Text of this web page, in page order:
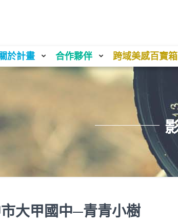
關於計畫 合作夥伴 跨域美感百寶箱
市大甲國中─青青小樹